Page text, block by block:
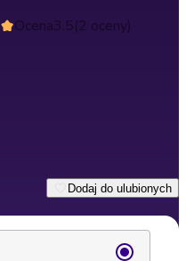
Ocena3.5(2 oceny)
Dodaj do ulubionych